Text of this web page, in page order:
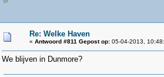
Re: Welke Haven
« Antwoord #811 Gepost op:05-04-2013,
We blijven in Dunmore?